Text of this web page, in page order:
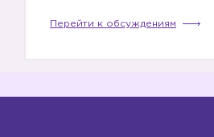
Перейти к обсуждениям